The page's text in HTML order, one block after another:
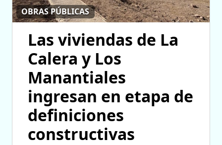
OBRAS PÚBLICAS
Las viviendas de La
Calera y Los
Manantiales
ingresan en etapa de
definiciones
constructivas